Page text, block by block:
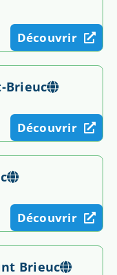
Découvrir
Brieuc
Découvrir
Découvrir
Brieuc